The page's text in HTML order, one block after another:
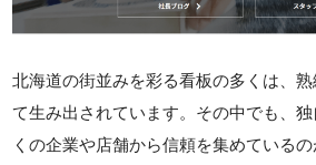
北海道の街並みを彩る看板の多くは、
て生み出されています。その中でも、
くの企業や店舗から信頼を集めている